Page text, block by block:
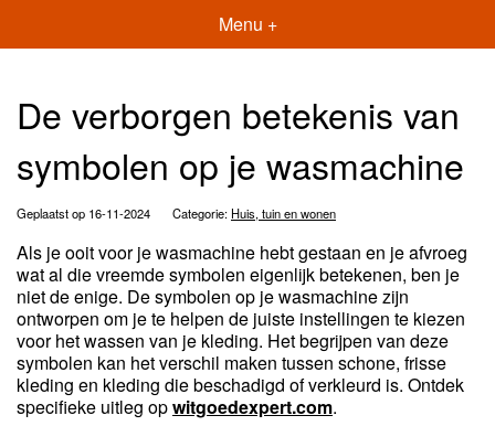
Menu +
De verborgen betekenis van
symbolen op je wasmachine
Geplaatst op 16-11-2024 Categorie: Huis, tuin en wonen
Als je ooit voor je wasmachine hebt gestaan en je afvroeg
wat al die vreemde symbolen eigenlijk betekenen, ben je
niet de enige. De symbolen op je wasmachine zijn
ontworpen om je te helpen de juiste instellingen te kiezen
voor het wassen van je kleding. Het begrijpen van deze
symbolen kan het verschil maken tussen schone, frisse
kleding en kleding die beschadigd of verkleurd is. Ontdek
specifieke uitleg opwitgoedexpert.com.